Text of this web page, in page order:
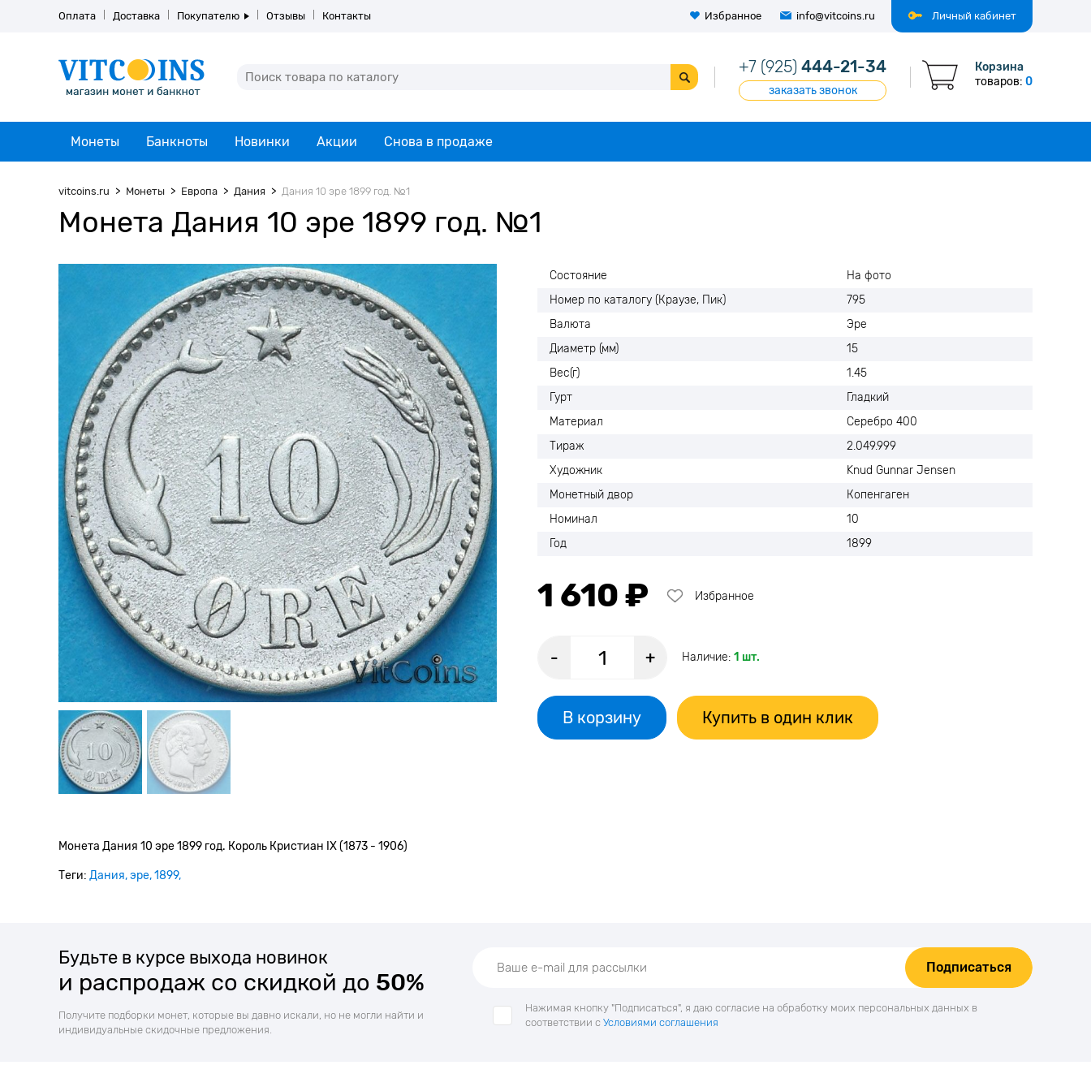
Личный кабинет
Оплата Доставка Покупателю Отзывы Контакты Избранное info@vitcoins.ru
+7 (925) 444-21-34
заказать звонок
Корзина
товаров: 0
Монеты Банкноты Новинки Акции Снова в продаже
vitcoins.ru Монеты Европа Дания Дания 10 эре 1899 год. №1
Монета Дания 10 эре 1899 год. №1
Состояние
На фото
Номер по каталогу (Краузе, Пик)
795
Валюта
Эре
Диаметр (мм)
15
Вес(г)
1.45
Гурт
Гладкий
Материал
Серебро 400
Тираж
2.049.999
Художник
Knud Gunnar Jensen
Монетный двор
Копенгаген
Номинал
10
Год
1899
1 610 ₽ Избранное
- + Наличие: 1 шт.
В корзину Купить в один клик
Монета Дания 10 эре 1899 год. Король Кристиан IX (1873 - 1906)
Теги: Дания эре 1899
Будьте в курсе выхода новинок
и распродаж со скидкой до 50%
Получите подборки монет, которые вы давно искали, но не могли найти и
индивидуальные скидочные предложения.
Подписаться
Нажимая кнопку "Подписаться", я даю согласие на обработку моих персональных данных в
соответствии с Условиями соглашения